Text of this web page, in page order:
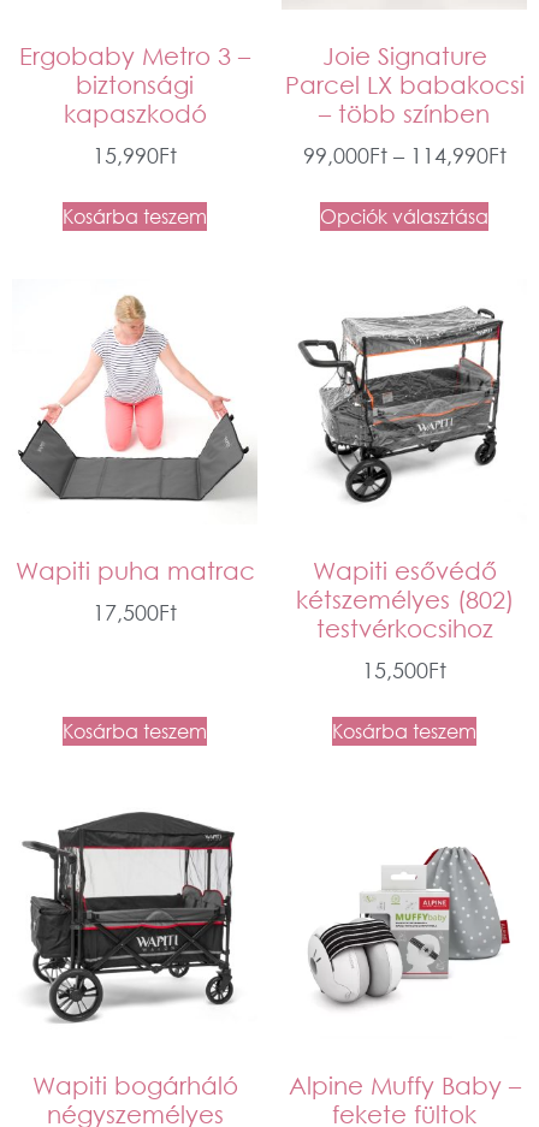
Ergobaby Metro 3 –
biztonsági
kapaszkodó
15,990Ft
Kosárba teszem
Joie Signature
Parcel LX babakocsi
– több színben
99,000Ft – 114,990Ft
Opciók választása
Wapiti puha matrac
17,500Ft
Kosárba teszem
Wapiti esővédő
kétszemélyes (802)
testvérkocsihoz
15,500Ft
Kosárba teszem
Wapiti bogárháló
négyszemélyes
Alpine Muffy Baby –
fekete fültok